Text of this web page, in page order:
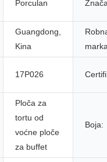
Porculan
Guangdong,
Kina
17P026
Ploča za
tortu od
voćne ploče
za buffet
Boja: